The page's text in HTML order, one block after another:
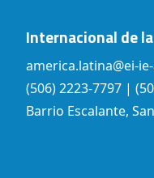
Internacional de
america.latina@ei-
(506) 2223-7797 |
Barrio Escalante,